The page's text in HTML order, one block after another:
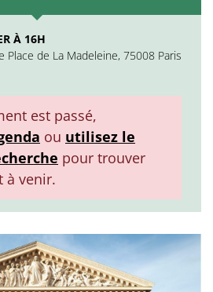
À 16H
Place de La Madeleine, 75008 Paris
est passé,
ou utilisez le
pour trouver
à venir.